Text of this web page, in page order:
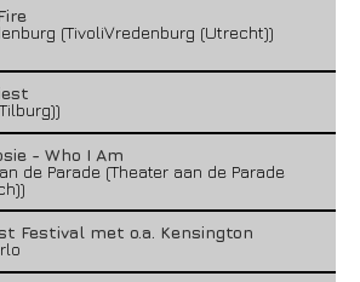
(TivoliVredenburg (Utrecht))
- Who I Am
de Parade (Theater aan de Parade
Festival met o.a. Kensington